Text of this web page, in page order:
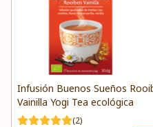
Infusión Buenos Sueños
Vainilla Yogi Tea ecológica
(2)